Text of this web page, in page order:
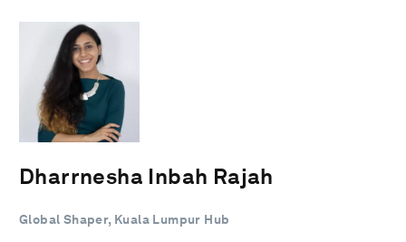
Dharrnesha Inbah Rajah
Global Shaper, Kuala Lumpur Hub